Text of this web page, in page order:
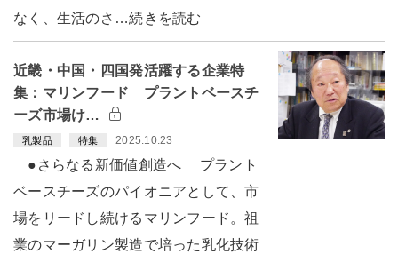
なく、生活のさ…続きを読む
近畿・中国・四国発活躍する企業特
集：マリンフード プラントベースチ
ーズ市場け…
乳製品 特集 2025.10.23
●さらなる新価値創造へ プラント
ベースチーズのパイオニアとして、市
場をリードし続けるマリンフード。祖
業のマーガリン製造で培った乳化技術